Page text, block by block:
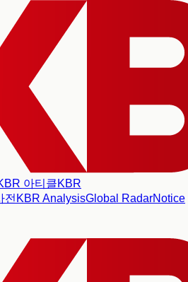
아티클KBR
전 KBR AnalysisGlobal RadarNotice